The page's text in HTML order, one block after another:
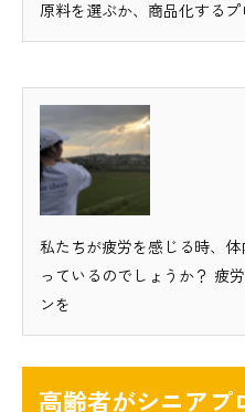
原料を選ぶか、商品化する
私たちが疲労を感じる時、
っているのでしょうか？ 疲
ンを
高齢者がシニアプ